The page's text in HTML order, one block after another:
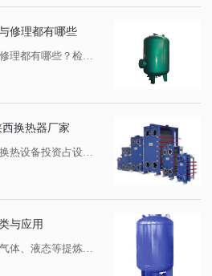
修理都有哪些
陕西压力容器常见检验方法与修理都有哪些？检验方法1、直观检查和量具检查2、无损探伤：在不损害工件的条件下，探查工件内部的缺陷。3、耐压试验：即液压试验和气压试验。4、力学性能试验。5、化学分析、金相检...
换热器厂家
目前在我国石油化工行业中，换热设备投资占设备投资的30%以上，其中80%以上的管壳式换热器仍采用弓型折流板和光管结构，这种结构决定了换热器传热效果差，壳程压降大，与我国正在推行的节能减排政策不相适应。因此提高陕西换热器的效能对化工行业节能减排、提**益非常重要。陕西换热器传热过程的强化就是力求使换热器在单位时间内、单位...
与应用
陕西储罐用以存放酸碱、醇、气体、液态等提炼的化学物质。因为储存介质不同，储罐的形式也是多种多样的。下面陕西储罐厂家来给大家具体说说储罐的分类有哪些吧~按形式分类按形式分类：可分为立式储罐、卧式储罐、球形储罐、双曲线储罐（滴形储罐）、悬链式储罐（无力矩储罐）等。立式储罐固定顶储罐-锥顶储罐自支撑锥顶罐其锥顶荷载靠锥顶板周...